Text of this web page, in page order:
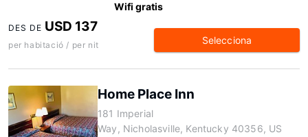
Wifi gratis
DES DE USD 137
per habitació / per nit Selecciona
Home Place Inn
181 Imperial
Way, Nicholasville, Kentucky 40356, US